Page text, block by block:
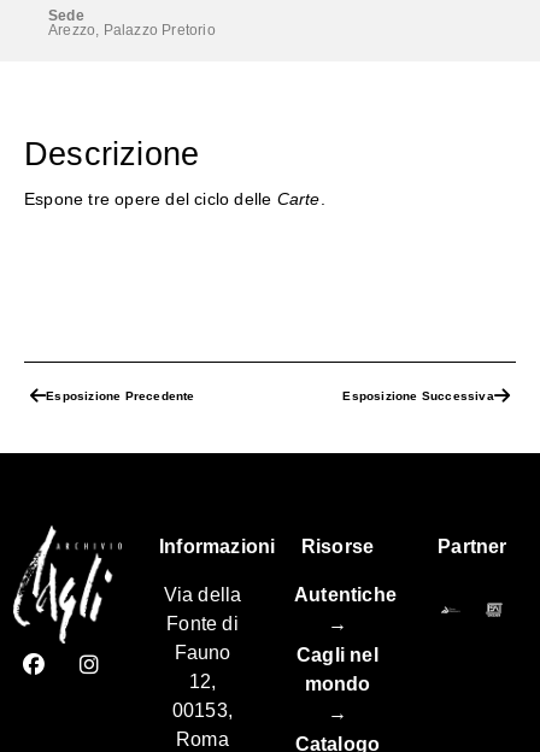
Sede
Arezzo, Palazzo Pretorio
Descrizione
Espone tre opere del ciclo delle Carte
Esposizione Precedente Esposizione Successiva
Informazioni
Via della
Fonte di
Fauno
12,
00153,
Roma
Risorse
Autentiche
→
Cagli nel
mondo
→
Catalogo
Partner